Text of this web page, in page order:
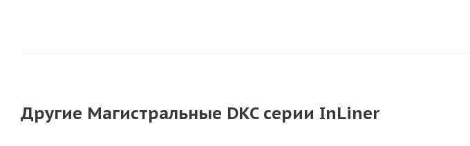
Другие Магистральные DKC серии InLiner